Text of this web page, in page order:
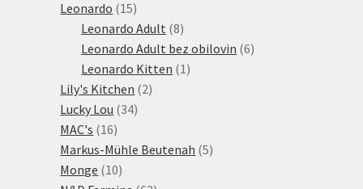
Leonardo 1515
produktů
Leonardo Adult 88
produktů
Leonardo Adult bez obilovin 66
Leonardo Kitten 1 1
Lily's Kitchen 22
Lucky Lou 3434
MAC's 1616
produktů
Markus-Mühle Beutenah 55
Monge 1010